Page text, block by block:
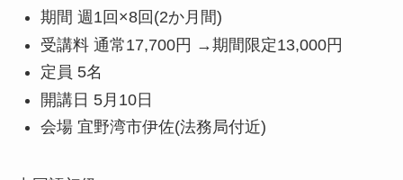
期間 週1回×8回(2か月間)
受講料 通常17,700円 →期間限定13,000円
定員 5名
開講日 5月10日
会場 宜野湾市伊佐(法務局付近)